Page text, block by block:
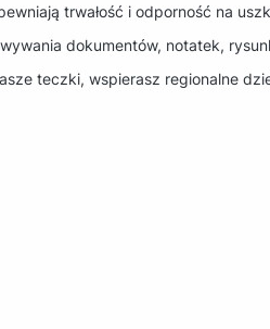
trwałość i odporność na
dokumentów, notatek,
teczki, wspierasz regionalne